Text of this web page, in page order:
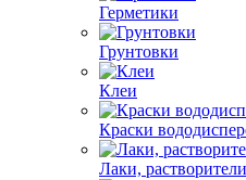
Герметики
Грунтовки
Клеи
Краски
Лаки,